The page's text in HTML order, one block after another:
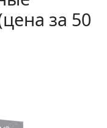
за 50